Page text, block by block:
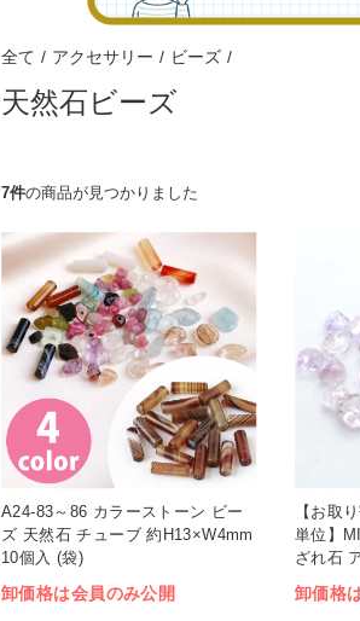
全て / アクセサリー / ビーズ /
天然石ビーズ
7件の商品が見つかりました
A24-83～86 カラーストーン ビー
ズ 天然石 チューブ 約H13×W4mm
10個入 (袋)
卸価格は会員のみ公開
【お取
単位】
ざれ石
(箱)
卸価格